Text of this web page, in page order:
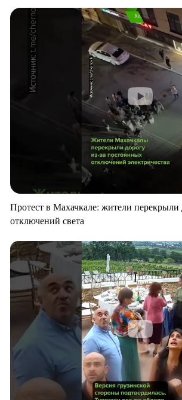
Протест в Махачкале: жители перекрыли
отключений света